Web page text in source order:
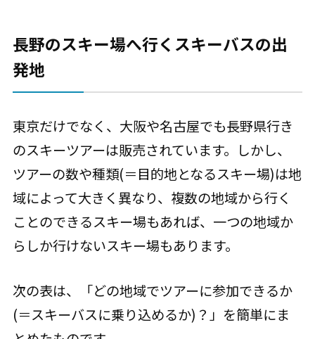
長野のスキー場へ行くスキーバスの出
発地
東京だけでなく、大阪や名古屋でも長野県行き
のスキーツアーは販売されています。しかし、
ツアーの数や種類(＝目的地となるスキー場)は地
域によって大きく異なり、複数の地域から行く
ことのできるスキー場もあれば、一つの地域か
らしか行けないスキー場もあります。
次の表は、「どの地域でツアーに参加できるか
(＝スキーバスに乗り込めるか)？」を簡単にま